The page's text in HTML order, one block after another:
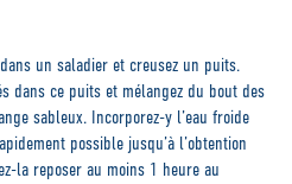
un saladier et creusez un puits.
dans ce puits et mélangez du bout des
sableux. Incorporez-y l’eau froide
possible jusqu’à l’obtention
la reposer au moins 1 heure au